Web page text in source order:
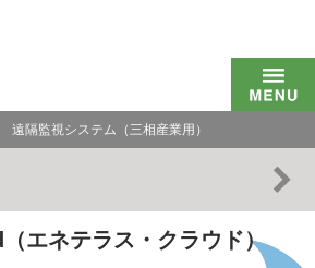
遠隔監視システム（三相産業用）
エネテラス・クラウド）